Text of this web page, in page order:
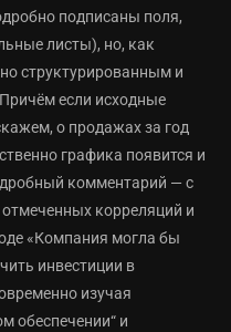
подписаны поля,
листы), но, как
структурированным и
если исходные
о продажах за год
графика появится и
комментарий — с
корреляций и
«Компания могла бы
инвестиции в
изучая
обеспечении“ и